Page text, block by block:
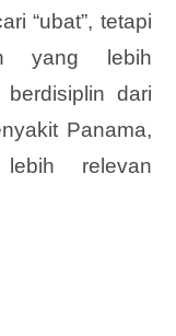
“ubat”, tetapi
yang lebih
dari
Panama,
relevan